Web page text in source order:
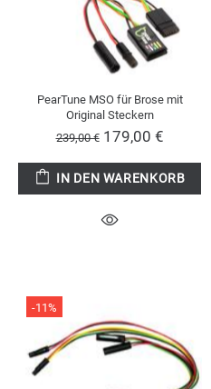
PearTune MSO für Brose mit
Original Steckern
239,00 € 179,00 €
IN DEN WARENKORB
-11%